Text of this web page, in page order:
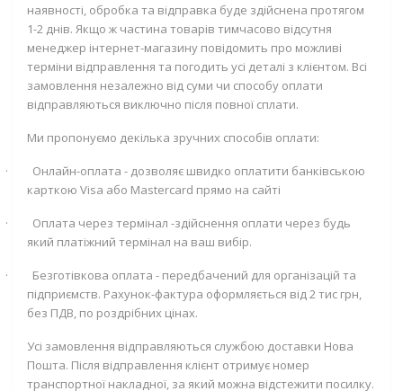
наявності, обробка та відправка буде здійснена протягом
1-2 днів. Якщо ж частина товарів тимчасово відсутня
менеджер інтернет-магазину повідомить про можливі
терміни відправлення та погодить усі деталі з клієнтом. Всі
замовлення незалежно від суми чи способу оплати
відправляються виключно після повної сплати.
Ми пропонуємо декілька зручних способів оплати:
·
Онлайн-оплата - дозволяє швидко оплатити банківською
карткою Visa або Mastercard прямо на сайті
·
Оплата через термінал -здійснення оплати через будь
який платіжний термінал на ваш вибір.
·
Безготівкова оплата - передбачений для організацій та
підприємств. Рахунок-фактура оформляється від 2 тис грн,
без ПДВ, по роздрібних цінах.
Усі замовлення відправляються службою доставки Нова
Пошта. Після відправлення клієнт отримує номер
транспортної накладної, за який можна відстежити посилку.